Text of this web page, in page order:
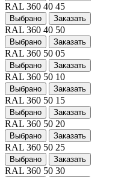
RAL 360 40 45
Выбрано Заказать
RAL 360 40 50
Выбрано Заказать
RAL 360 50 05
Выбрано Заказать
RAL 360 50 10
Выбрано Заказать
RAL 360 50 15
Выбрано Заказать
RAL 360 50 20
Выбрано Заказать
RAL 360 50 25
Выбрано Заказать
RAL 360 50 30